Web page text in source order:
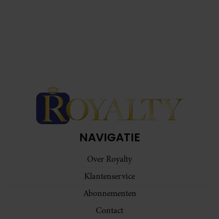
NAVIGATIE
Over Royalty
Klantenservice
Abonnementen
Contact